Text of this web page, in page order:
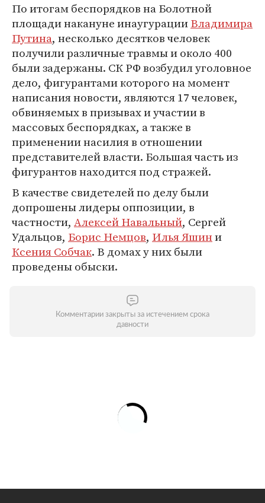
По итогам беспорядков на Болотной
площади накануне инаугурацииВладимира
Путина, несколько десятков человек
получили различные травмы и около 400
были задержаны. СК РФ возбудил уголовное
дело, фигурантами которого на момент
написания новости, являются 17 человек,
обвиняемых в призывах и участии в
массовых беспорядках, а также в
применении насилия в отношении
представителей власти. Большая часть из
фигурантов находится под стражей.
В качестве свидетелей по делу были
допрошены лидеры оппозиции, в
частности, Алексей Навальный, Сергей
Удальцов, Борис Немцов, Илья Яшини
Ксения Собчак. В домах у них были
проведены обыски.
Комментарии закрыты за истечением срока
давности